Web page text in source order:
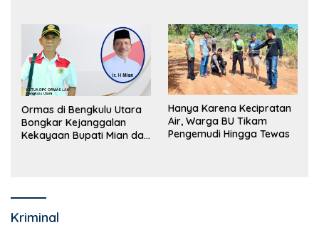
Ormas di Bengkulu Utara
Bongkar Kejanggalan
Kekayaan Bupati Mian dan
Hanya Karena Kecipratan
Air, Warga BU Tikam
Pengemudi Hingga Tewas
Kriminal